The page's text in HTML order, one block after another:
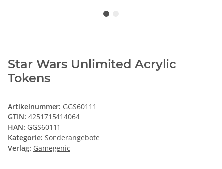
Star Wars Unlimited Acrylic
Tokens
Artikelnummer: GGS60111
GTIN: 4251715414064
HAN: GGS60111
Kategorie: Sonderangebote
Verlag: Gamegenic